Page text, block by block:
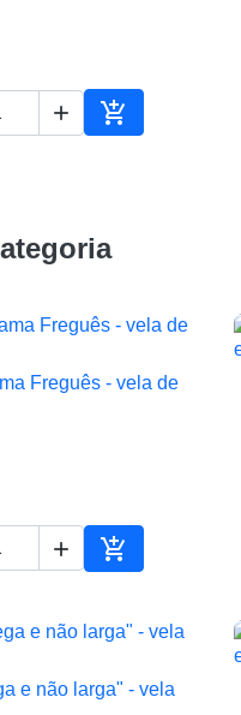
 
Adicionar ao
Vista rápida
Freguês - vela de
 
Adicionar ao
Vista rápida
e não larga" - vela